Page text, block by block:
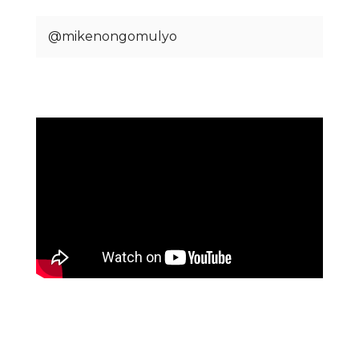
@mikenongomulyo